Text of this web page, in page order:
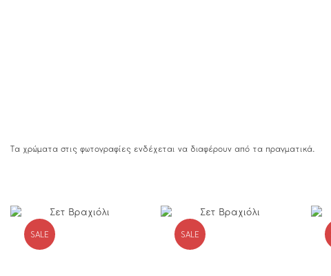
Τα χρώματα στις φωτογραφίες ενδέχεται να διαφέρουν από τα πραγματικά.
SALE SALE